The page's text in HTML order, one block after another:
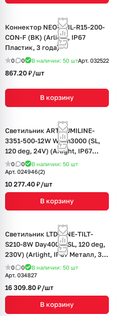
Коннектор NEO-TAIL-R15-200-
CON-F (BK) (Arlight, IP67
Пластик, 3 года)
0 0 В наличии: 50 штАрт. 032522
867.20 ₽/шт
В корзину
Светильник ART-LUMILINE-
3351-500-12W Warm3000 (SL,
120 deg, 24V) (Arlight, IP67
Металл, 3 года)
0 0 В наличии: 50 шт
Арт. 024946(2)
10 277.40 ₽/шт
В корзину
Светильник LTD-LINE-TILT-
S210-8W Day4000 (SL, 120 deg,
230V) (Arlight, IP67 Металл, 3
года)
0 0 В наличии: 50 шт
Арт. 034827
16 309.80 ₽/шт
В корзину